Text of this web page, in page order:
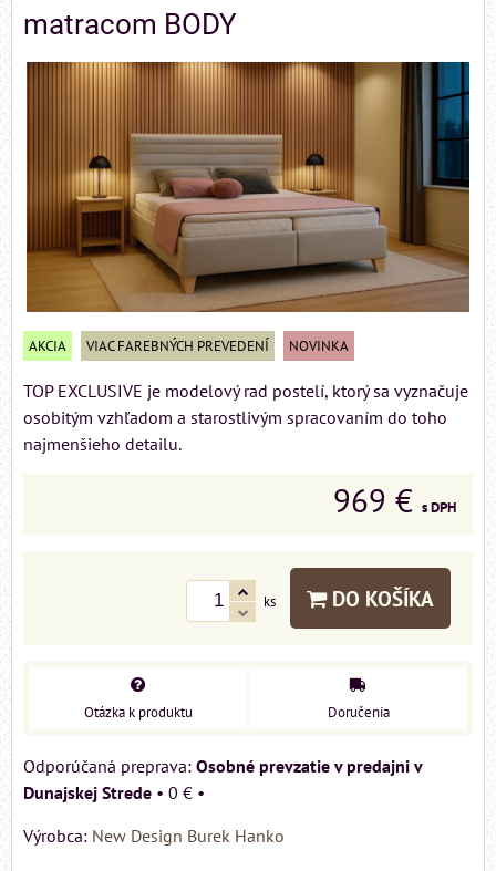
matracom BODY
AKCIA VIAC FAREBNÝCH PREVEDENÍ NOVINKA
TOP EXCLUSIVE je modelový rad postelí, ktorý sa vyznačuje
osobitým vzhľadom a starostlivým spracovaním do toho
najmenšieho detailu.
969 € s DPH
ks DO KOŠÍKA
Otázka k produktu Doručenia
Osobné prevzatie v predajni v
Dunajskej Strede • 0 € •
Výrobca: New Design Burek Hanko